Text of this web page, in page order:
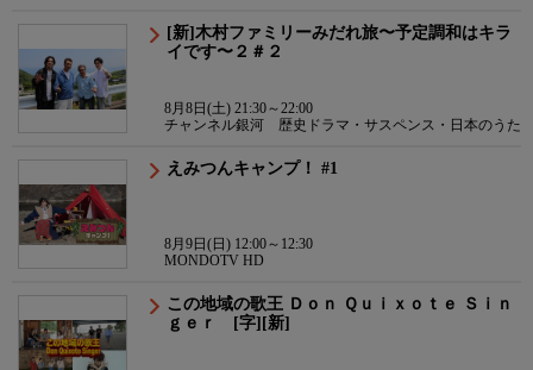
[新]木村ファミリーみだれ旅〜予定調和はキラ
イです〜２＃２
8月8日(土) 21:30～22:00
チャンネル銀河 歴史ドラマ・サスペンス・日本のうた
えみつんキャンプ！ #1
8月9日(日) 12:00～12:30
MONDOTV HD
この地域の歌王 Ｄｏｎ Ｑｕｉｘｏｔｅ Ｓｉｎ
ｇｅｒ [字][新]